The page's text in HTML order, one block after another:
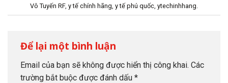
Vô Tuyến RF, y tế chính hãng y tế phú quốc ytechinhhang
Để lại một bình luận
Email của bạn sẽ không được hiển thị công khai. Các
trường bắt buộc được đánh dấu *